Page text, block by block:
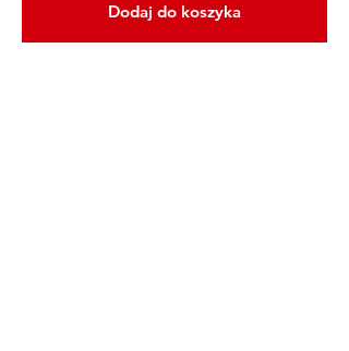
Dodaj do koszyka